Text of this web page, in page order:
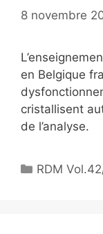
8 novembre
en Belgique
cristallisent
de l’analyse.
RDM